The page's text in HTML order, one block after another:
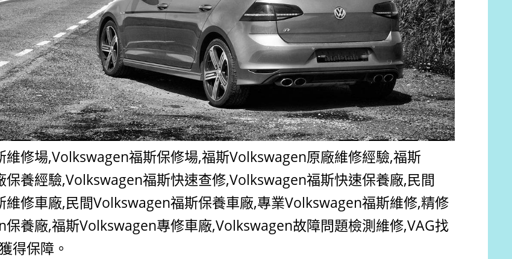
維修場,Volkswagen福斯保修場,福斯Volkswagen原廠維修經驗,福斯
保養經驗,Volkswagen福斯快速查修,Volkswagen福斯快速保養廠,民間
維修車廠,民間Volkswagen福斯保養車廠,專業Volkswagen福斯維修,精修
保養廠,福斯Volkswagen專修車廠,Volkswagen故障問題檢測維修,VAG找
得保障。